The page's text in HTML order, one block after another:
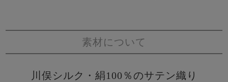
素材について
川俣シルク・絹100％のサテン織り